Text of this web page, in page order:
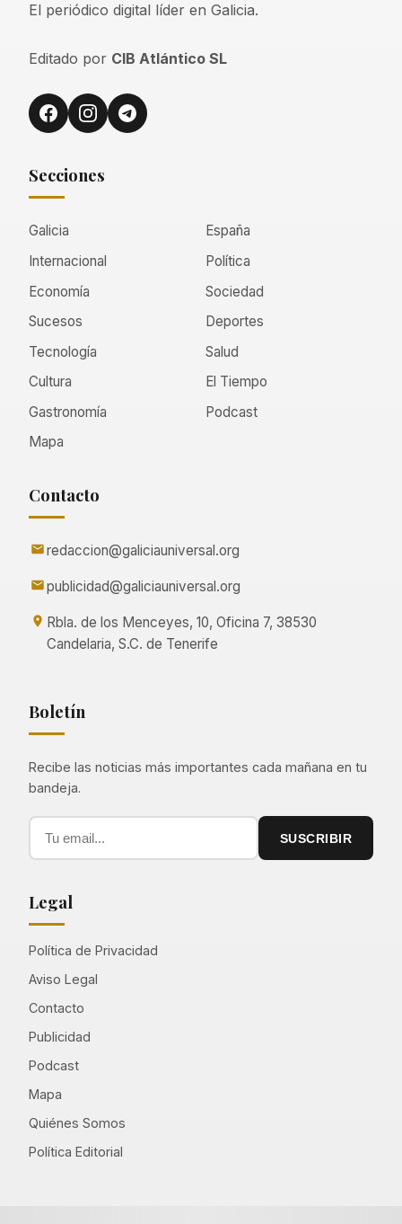
El periódico digital líder en Galicia.
Editado por CIB Atlántico SL
Secciones
Galicia
España
Internacional
Política
Economía
Sociedad
Sucesos
Deportes
Tecnología
Salud
Cultura
El Tiempo
Gastronomía
Podcast
Mapa
Contacto
redaccion@galiciauniversal.org
publicidad@galiciauniversal.org
Rbla. de los Menceyes, 10, Oficina 7, 38530
Candelaria, S.C. de Tenerife
Boletín
Recibe las noticias más importantes cada mañana en tu
bandeja.
SUSCRIBIR
Legal
Política de Privacidad
Aviso Legal
Contacto
Publicidad
Podcast
Mapa
Quiénes Somos
Política Editorial